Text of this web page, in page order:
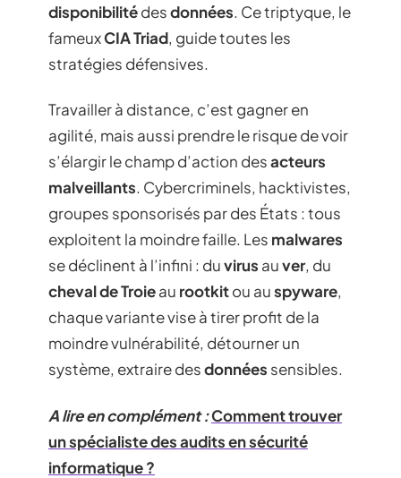
disponibilitédesdonnées. Ce triptyque, le
fameuxCIA Triad, guide toutes les
stratégies défensives.
Travailler à distance, c’est gagner en
agilité, mais aussi prendre le risque de voir
s’élargir le champ d’action desacteurs
malveillants. Cybercriminels, hacktivistes,
groupes sponsorisés par des États : tous
exploitent la moindre faille. Les malwares
se déclinent à l’infini : duvirus auver, du
cheval de Troieau rootkitou auspyware,
chaque variante vise à tirer profit de la
moindre vulnérabilité, détourner un
système, extraire desdonnées sensibles.
A lire en complément :Comment trouver
un spécialiste des audits en sécurité
informatique ?